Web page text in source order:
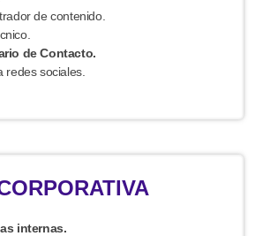
de contenido.
de Contacto.
redes sociales.
internas.